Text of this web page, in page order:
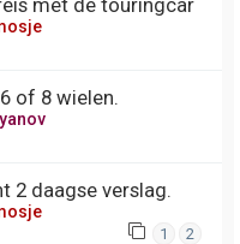
met de touringcar
of 8 wielen.
2 daagse verslag.
1 2